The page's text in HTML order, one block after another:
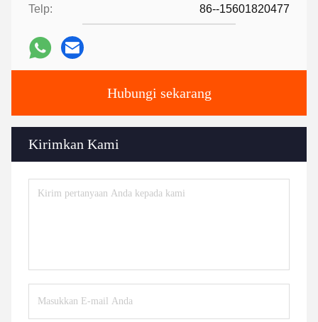
Telp: 86--15601820477
Hubungi sekarang
Kirimkan Kami